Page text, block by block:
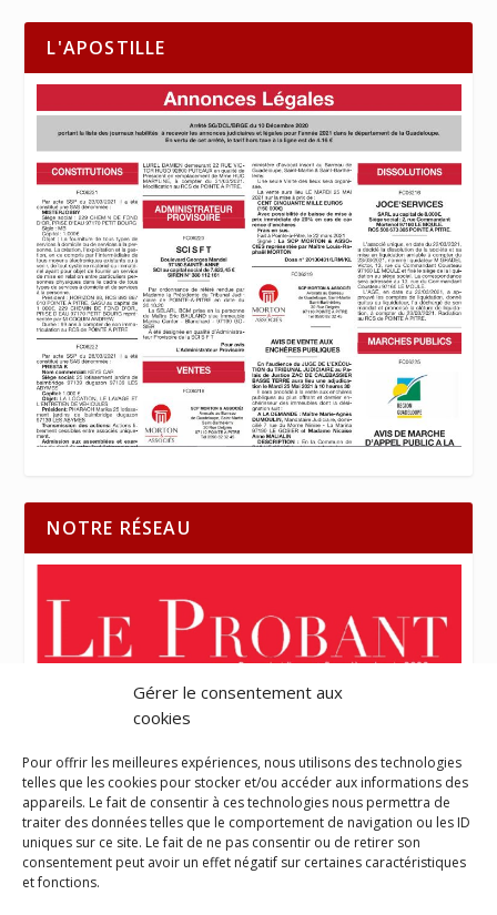
Gérer le consentement aux
cookies
Pour offrir les meilleures expériences, nous utilisons des technologies
telles que les cookies pour stocker et/ou accéder aux informations des
appareils. Le fait de consentir à ces technologies nous permettra de
traiter des données telles que le comportement de navigation ou les ID
uniques sur ce site. Le fait de ne pas consentir ou de retirer son
consentement peut avoir un effet négatif sur certaines caractéristiques
et fonctions.
L'APOSTILLE
NOTRE RÉSEAU